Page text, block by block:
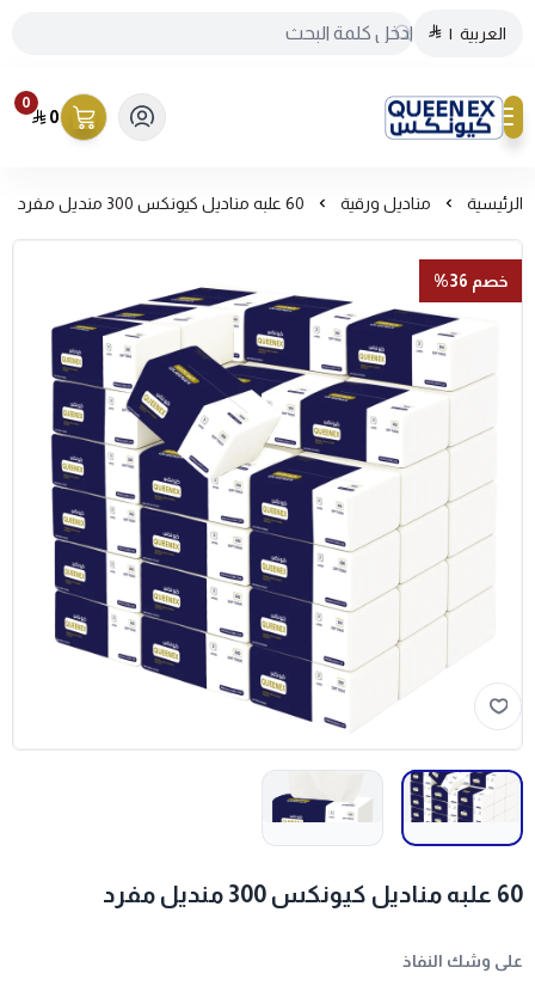
العربية |
كيونكس
0
0
الرئيسية مناديل ورقية 60 علبه مناديل كيونكس 300 منديل مفرد
خصم 36%
60 علبه مناديل كيونكس 300 منديل مفرد
على وشك النفاذ